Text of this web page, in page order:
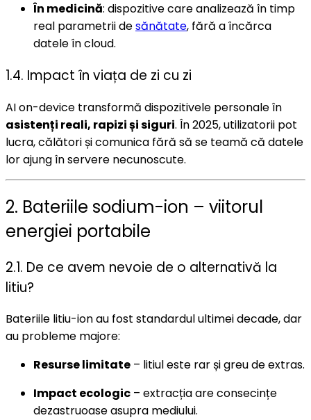
În medicină: dispozitive care analizează în timp
real parametrii desănătate, fără a încărca
datele în cloud.
1.4. Impact în viața de zi cu zi
AI on-device transformă dispozitivele personale în
asistenți reali, rapizi și siguri. În 2025, utilizatorii pot
lucra, călători și comunica fără să se teamă că datele
lor ajung în servere necunoscute.
2. Bateriile sodium-ion – viitorul
energiei portabile
2.1. De ce avem nevoie de o alternativă la
litiu?
Bateriile litiu-ion au fost standardul ultimei decade, dar
au probleme majore:
Resurse limitate – litiul este rar și greu de extras.
Impact ecologic – extracția are consecințe
dezastruoase asupra mediului.